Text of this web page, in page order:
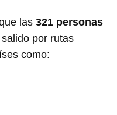
las321 personas
salido por rutas
como: